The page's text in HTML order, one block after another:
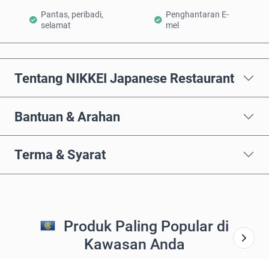
Pantas, peribadi,
selamat
Penghantaran E-
mel
Tentang NIKKEI Japanese Restaurant
Bantuan & Arahan
Terma & Syarat
Produk Paling Popular di
Kawasan Anda